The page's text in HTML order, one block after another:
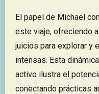
El papel de Michael
este viaje, ofreciendo
juicios para explorar y
intensas. Esta
activo ilustra el
conectando prácticas